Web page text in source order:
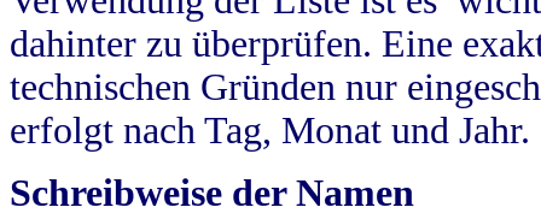
dahinter zu überprüfen. Eine
technischen Gründen nur
erfolgt nach Tag, Monat und Jahr.
Schreibweise der Namen